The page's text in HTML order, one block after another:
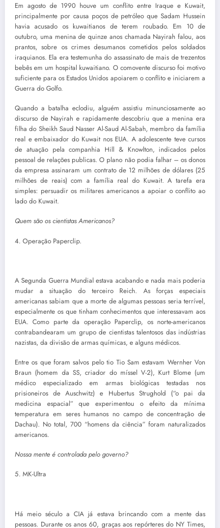
Em agosto de 1990 houve um conflito entre Iraque e Kuwait,
principalmente por causa poços de petróleo que Sadam Hussein
havia acusado os kuwaitianos de terem roubado. Em 10 de
outubro, uma menina de quinze anos chamada Nayirah falou, aos
prantos, sobre os crimes desumanos cometidos pelos soldados
iraquianos. Ela era testemunha do assassinato de mais de trezentos
bebês em um hospital kuwaitiano. O comovente discurso foi motivo
suficiente para os Estados Unidos apoiarem o conflito e iniciarem a
Guerra do Golfo.
Quando a batalha eclodiu, alguém assistiu minunciosamente ao
discurso de Nayirah e rapidamente descobriu que a menina era
filha do Sheikh Saud Nasser Al-Saud Al-Sabah, membro da família
real e embaixador do Kuwait nos EUA. A adolescente teve cursos
de atuação pela companhia Hill & Knowlton, indicados pelos
pessoal de relações publicas. O plano não podia falhar – os donos
da empresa assinaram um contrato de 12 milhões de dólares (25
milhões de reais) com a família real do Kuwait. A tarefa era
simples: persuadir os militares americanos a apoiar o conflito ao
lado do Kuwait.
Quem são os cientistas Americanos?
4. Operação Paperclip.
A Segunda Guerra Mundial estava acabando e nada mais poderia
mudar a situação do terceiro Reich. As forças especiais
americanas sabiam que a morte de algumas pessoas seria terrível,
especialmente os que tinham conhecimentos que interessavam aos
EUA. Como parte da operação Paperclip, os norte-americanos
contrabandearam um grupo de cientistas talentosos das indústrias
nazistas, da divisão de armas químicas, e alguns médicos.
Entre os que foram salvos pelo tio Tio Sam estavam Wernher Von
Braun (homem da SS, criador do míssel V-2), Kurt Blome (um
médico especializado em armas biológicas testadas nos
prisioneiros de Auschwitz) e Hubertus Strughold (“o pai da
medicina espacial” que experimentou o efeito da mínima
temperatura em seres humanos no campo de concentração de
Dachau). No total, 700 “homens da ciência” foram naturalizados
americanos.
Nossa mente é controlada pelo governo?
5. MK-Ultra
Há meio século a CIA já estava brincando com a mente das
pessoas. Durante os anos 60, graças aos repórteres do NY Times,